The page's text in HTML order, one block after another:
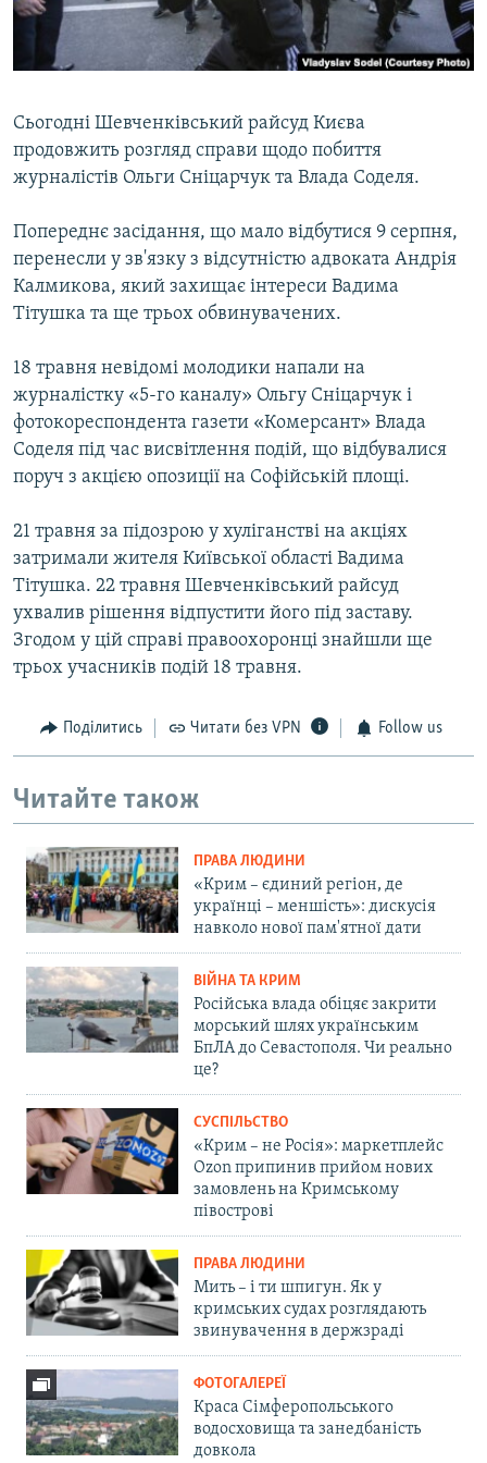
ВІДЕОУРОКИ «ELIFBE»
СВІДЧЕННЯ ОКУПАЦІЇ
Русский
Qırımtatar
ДОЛУЧАЙСЯ!
Усі сайти RFE/RL
Сьогодні Шевченківський райсуд Києва
продовжить розгляд справи щодо побиття
журналістів Ольги Сніцарчук та Влада Соделя.
Попереднє засідання, що мало відбутися 9 серпня,
перенесли у зв'язку з відсутністю адвоката Андрія
Калмикова, який захищає інтереси Вадима
Тітушка та ще трьох обвинувачених.
18 травня невідомі молодики напали на
журналістку «5-го каналу» Ольгу Сніцарчук і
фотокореспондента газети «Комерсант» Влада
Соделя під час висвітлення подій, що відбувалися
поруч з акцією опозиції на Софійській площі.
21 травня за підозрою у хуліганстві на акціях
затримали жителя Київської області Вадима
Тітушка. 22 травня Шевченківський райсуд
ухвалив рішення відпустити його під заставу.
Згодом у цій справі правоохоронці знайшли ще
трьох учасників подій 18 травня.
Поділитись Читати без VPN Follow us
Читайте також
ПРАВА ЛЮДИНИ
«Крим – єдиний регіон, де
українці – меншість»: дискусія
навколо нової пам'ятної дати
ВІЙНА ТА КРИМ
Російська влада обіцяє закрити
морський шлях українським
БпЛА до Севастополя. Чи реально
це?
СУСПІЛЬСТВО
«Крим – не Росія»: маркетплейс
Ozon припинив прийом нових
замовлень на Кримському
півострові
ПРАВА ЛЮДИНИ
Мить – і ти шпигун. Як у
кримських судах розглядають
звинувачення в держзраді
ФОТОГАЛЕРЕЇ
Краса Сімферопольського
водосховища та занедбаність
довкола